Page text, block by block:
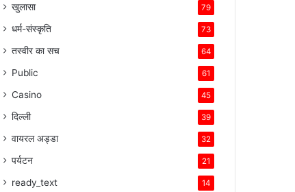
खुलासा 79
धर्म-संस्कृति 73
तस्वीर का सच 64
Public 61
Casino 45
दिल्ली 39
वायरल अड्डा 32
पर्यटन 21
ready_text 14